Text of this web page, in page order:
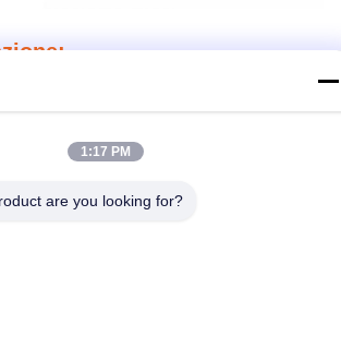
in metallo personalizzato? IMEGA offre una
porta chiavi in metallo personalizzati con il
porta chiavi in metallo è fatto di lega di zinco,
di fabbrica, confezionamento polibag, e
di consegna.I termini di pagamento sono
1:17 PM
are you looking for?